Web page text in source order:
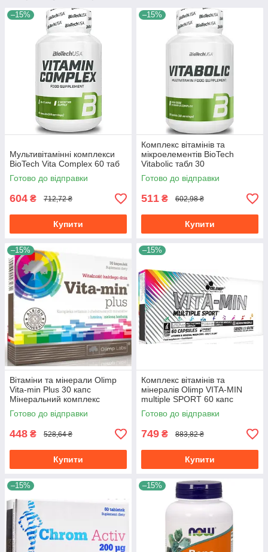
–15%
Мультивітамінні комплекси
BioTech Vita Complex 60 таб
Готово до відправки
604 ₴ 712,72 ₴
Купити
–15%
Комплекс вітамінів та
мікроелементів BioTech
Vitabolic табл 30
Готово до відправки
511 ₴ 602,98 ₴
Купити
–15%
Вітаміни та мінерали Olimp
Vita-min Plus 30 капс
Мінеральний комплекс
Готово до відправки
448 ₴ 528,64 ₴
Купити
–15%
Комплекс вітамінів та
мінералів Olimp VITA-MIN
multiple SPORT 60 капс
Готово до відправки
749 ₴ 883,82 ₴
Купити
–15% –15%